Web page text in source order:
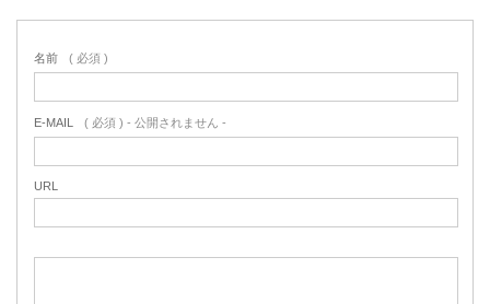
名前 ( 必須 )
E-MAIL ( 必須 ) - 公開されません -
URL